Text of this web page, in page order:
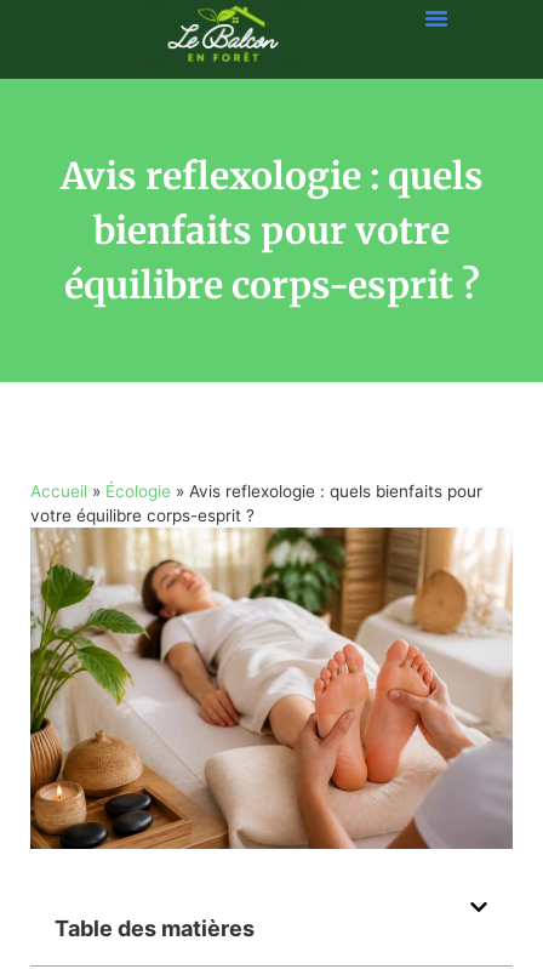
Avis reflexologie : quels
bienfaits pour votre
équilibre corps-esprit ?
Accueil » Écologie » Avis reflexologie : quels bienfaits pour
votre équilibre corps-esprit ?
Table des matières